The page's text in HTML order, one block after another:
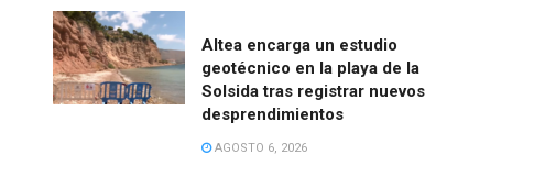
Altea encarga un estudio
geotécnico en la playa de la
Solsida tras registrar nuevos
desprendimientos
AGOSTO 6, 2026